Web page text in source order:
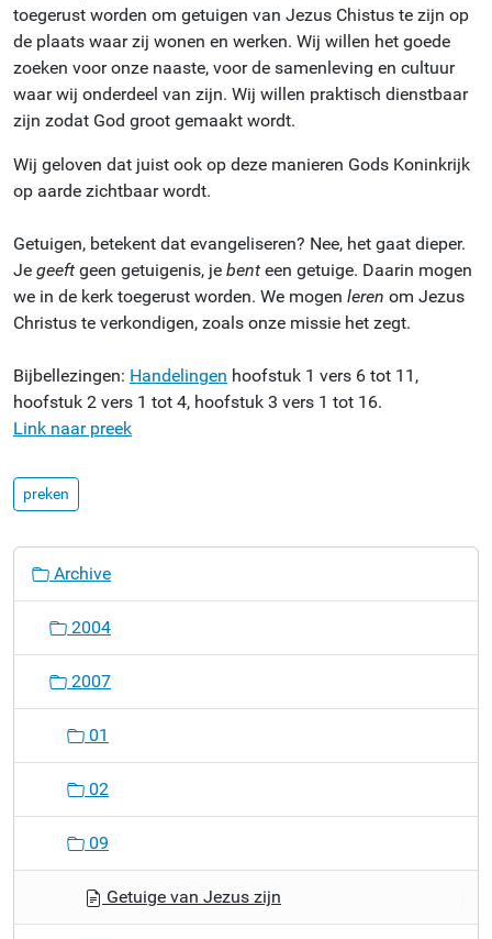
toegerust worden om getuigen van Jezus Chistus te zijn op
de plaats waar zij wonen en werken. Wij willen het goede
zoeken voor onze naaste, voor de samenleving en cultuur
waar wij onderdeel van zijn. Wij willen praktisch dienstbaar
zijn zodat God groot gemaakt wordt.
Wij geloven dat juist ook op deze manieren Gods Koninkrijk
op aarde zichtbaar wordt.
Getuigen, betekent dat evangeliseren? Nee, het gaat dieper.
Je geeft geen getuigenis, je bent een getuige. Daarin mogen
we in de kerk toegerust worden. We mogen leren om Jezus
Christus te verkondigen, zoals onze missie het zegt.
Bijbellezingen: Handelingen hoofstuk 1 vers 6 tot 11,
hoofstuk 2 vers 1 tot 4, hoofstuk 3 vers 1 tot 16.
Link naar preek
preken
o
Archive
2004
2007
01
02
09
Getuige van Jezus zijn